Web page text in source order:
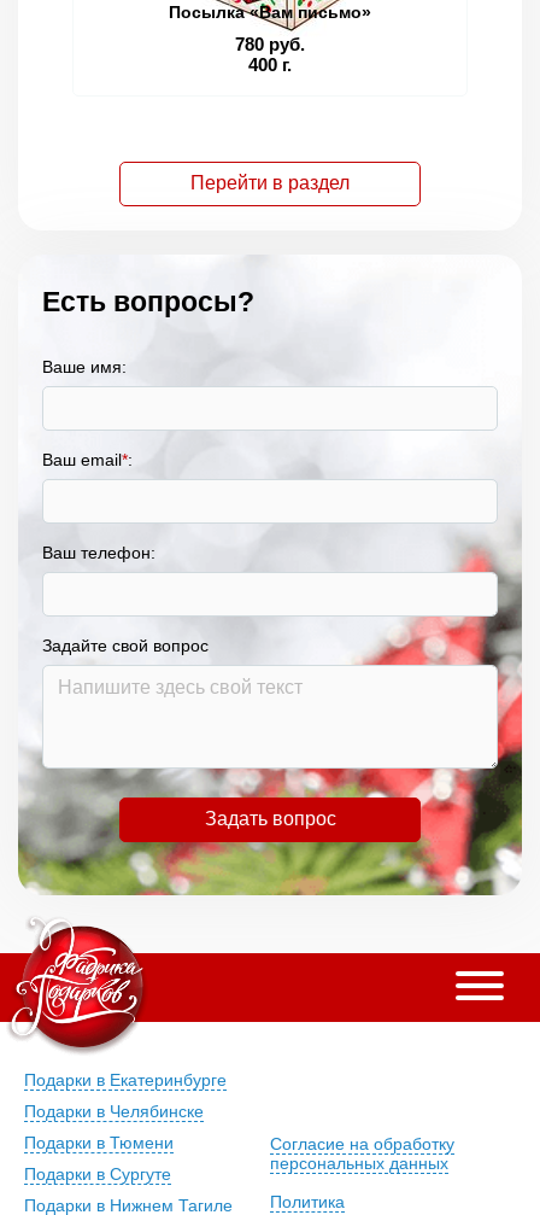
Посылка «Вам письмо»
780 руб.
400 г.
Перейти в раздел
Есть вопросы?
Ваше имя:
Ваш email*:
Ваш телефон:
Задайте свой вопрос
Задать вопрос
Подарки в Екатеринбурге
Подарки в Челябинске
Подарки в Тюмени
Подарки в Сургуте
Подарки в Нижнем Тагиле
Согласие на обработку
персональных данных
Политика